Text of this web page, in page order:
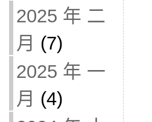
2025 年 二
月 (7)
2025 年 一
月 (4)